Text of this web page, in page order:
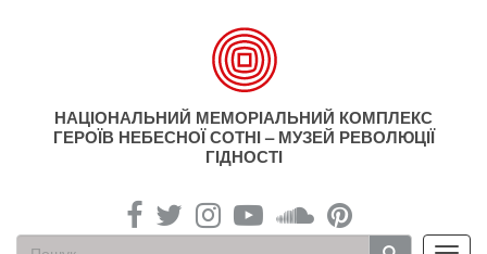
НАЦІОНАЛЬНИЙ МЕМОРІАЛЬНИЙ КОМПЛЕКС
ГЕРОЇВ НЕБЕСНОЇ СОТНІ – МУЗЕЙ РЕВОЛЮЦІЇ
ГІДНОСТІ